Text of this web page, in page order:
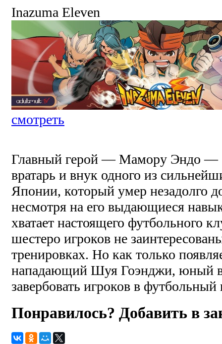
Inazuma Eleven
смотреть
Главный герой — Мамору Эндо —
вратарь и внук одного из
Японии, который умер незадолго
несмотря на его выдающиеся
хватает настоящего футбольного
шестеро игроков не
тренировках. Но как только
нападающий Шуя Гоэнджи, юный
завербовать игроков в футбольный
Понравилось? Добавить в